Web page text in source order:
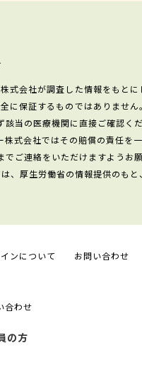
会社が調査した情報をもとに
に保証するものではありません。
当の医療機関に直接ご確認くだ
式会社ではその賠償の責任を
ご連絡をいただけますようお願
厚生労働省の情報提供のもと
ンについて お問い合わせ
合わせ
の方